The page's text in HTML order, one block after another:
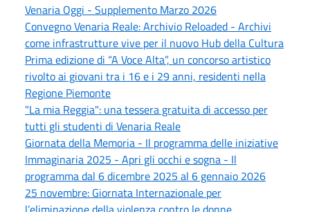
Venaria Oggi - Supplemento Marzo 2026
Convegno Venaria Reale: Archivio Reloaded - Archivi
come infrastrutture vive per il nuovo Hub della Cultura
Prima edizione di “A Voce Alta”, un concorso artistico
rivolto ai giovani tra i 16 e i 29 anni, residenti nella
Regione Piemonte
"La mia Reggia": una tessera gratuita di accesso per
tutti gli studenti di Venaria Reale
Giornata della Memoria - Il programma delle iniziative
Immaginaria 2025 - Apri gli occhi e sogna - Il
programma dal 6 dicembre 2025 al 6 gennaio 2026
25 novembre: Giornata Internazionale per